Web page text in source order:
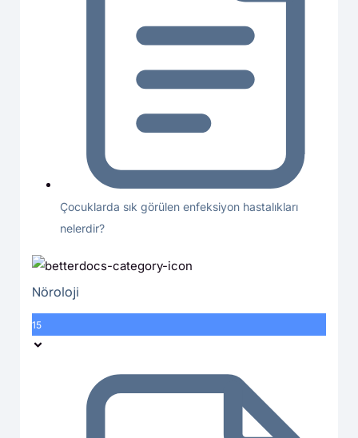
Çocuklarda sık görülen enfeksiyon hastalıkları
nelerdir?
Nöroloji
15